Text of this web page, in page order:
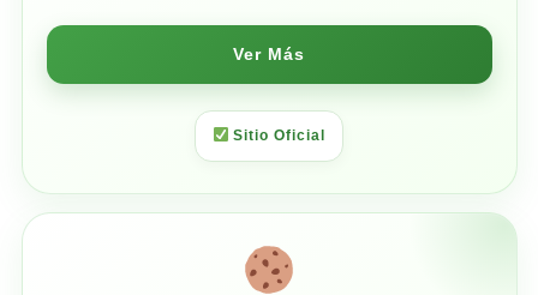
Ver Más
Sitio Oficial